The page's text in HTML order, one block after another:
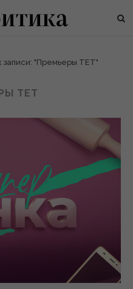
записи: "Премьеры ТЕТ"
ТЕТ